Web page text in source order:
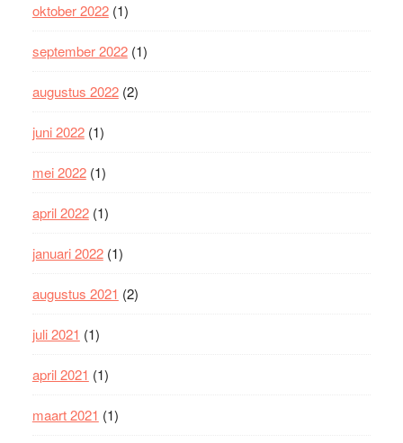
oktober 2022(1)
september 2022(1)
augustus 2022(2)
juni 2022(1)
mei 2022(1)
april 2022(1)
januari 2022(1)
augustus 2021 (2)
juli 2021 (1)
april 2021 (1)
maart 2021 (1)